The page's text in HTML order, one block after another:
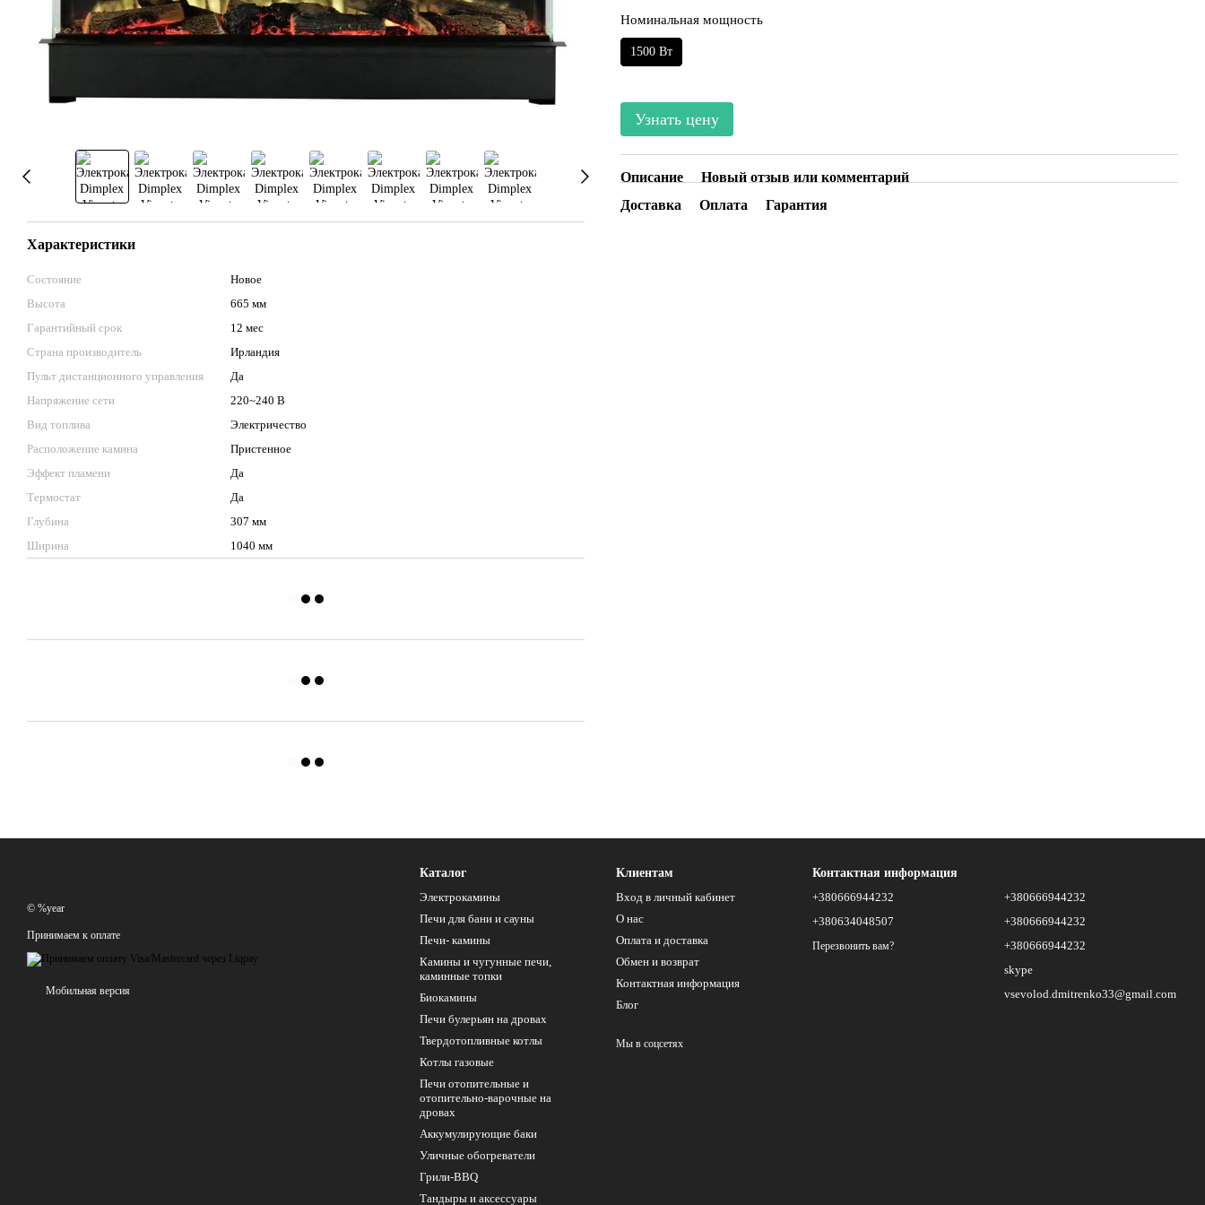
Характеристики
Состояние
Новое
Высота
665 мм
Гарантийный срок
12 мес
Страна производитель
Ирландия
Пульт дистанционного управления
Да
Напряжение сети
220~240 В
Вид топлива
Электричество
Расположение камина
Пристенное
Эффект пламени
Да
Термостат
Да
Глубина
307 мм
Ширина
1040 мм
Номинальная мощность
1500 Вт
Узнать цену
Описание
Новый отзыв или комментарий
Доставка
Оплата Гарантия
© %year
Принимаем к оплате
Мобильная версия
Каталог
Электрокамины
Печи для бани и сауны
Печи- камины
Камины и чугунные печи,
каминные топки
Биокамины
Печи булерьян на дровах
Твердотопливные котлы
Котлы газовые
Печи отопительные и
отопительно-варочные на
дровах
Аккумулирующие баки
Уличные обогреватели
Грили-BBQ
Тандыры и аксессуары
Клиентам
Вход в личный кабинет
О нас
Оплата и доставка
Обмен и возврат
Контактная информация
Блог
Мы в соцсетях
Контактная информация
+380666944232
+380634048507
Перезвонить вам?
+380666944232
+380666944232
+380666944232
skype
vsevolod.dmitrenko33@gmail.com